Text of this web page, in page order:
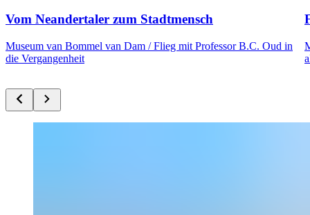
Vom Neandertaler zum Stadtmensch
Museum van Bommel van Dam /Flieg mit Professor B.C. Oud in
die Vergangenheit